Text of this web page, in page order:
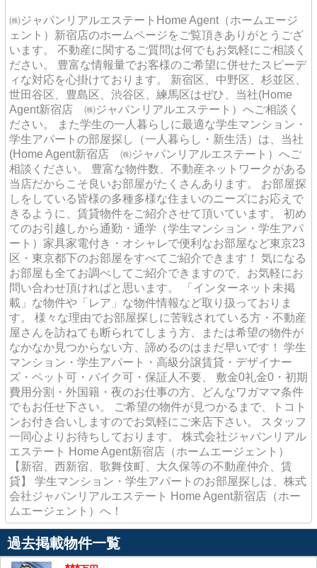
㈱ジャパンリアルエステートHome Agent（ホームエージ
ェント）新宿店のホームページをご覧頂きありがとうござ
います。 不動産に関するご質問は何でもお気軽にご相談く
ださい。 豊富な情報量でお客様のご希望に併せたスピーデ
ィな対応を心掛けております。 新宿区、中野区、杉並区、
世田谷区、豊島区、渋谷区、練馬区はぜひ、当社(Home
Agent新宿店 ㈱ジャパンリアルエステート）へご相談く
ださい。 また学生の一人暮らしに最適な学生マンション・
学生アパートの部屋探し（一人暮らし・新生活）は、当社
(Home Agent新宿店 ㈱ジャパンリアルエステート）へご
相談ください。 豊富な物件数、不動産ネットワークがある
当店だからこそ良いお部屋がたくさんあります。 お部屋探
しをしている皆様の多種多様な住まいのニーズにお応えで
きるように、賃貸物件をご紹介させて頂いています。 初め
てのお引越しから通勤・通学（学生マンション・学生アパ
ート）家具家電付き・オシャレで便利なお部屋など東京23
区・東京都下のお部屋をすべてご紹介できます！ 気になる
お部屋も全てお調べしてご紹介できますので、お気軽にお
問い合わせ頂ければと思います。 「インターネット未掲
載」な物件や「レア」な物件情報など取り扱っておりま
す。 様々な理由でお部屋探しに苦戦されている方・不動産
屋さんを訪ねても断られてしまう方、または希望の物件が
なかなか見つからない方、諦めるのはまだ早いです！ 学生
マンション・学生アパート・高級分譲賃貸・デザイナー
ズ・ペット可・バイク可・保証人不要、 敷金0礼金0・初期
費用分割・外国籍・夜のお仕事の方、どんなワガママ条件
でもお任せ下さい。 ご希望の物件が見つかるまで、トコト
ンお付き合いしますのでお気軽にご来店下さい。 スタッフ
一同心よりお待ちしております。 株式会社ジャパンリアル
エステート Home Agent新宿店（ホームエージェント）
【新宿、西新宿、歌舞伎町、大久保等の不動産仲介、賃
貸】 学生マンション・学生アパートのお部屋探しは、株式
会社ジャパンリアルエステート Home Agent新宿店（ホー
ムエージェント）へ！
過去掲載物件一覧